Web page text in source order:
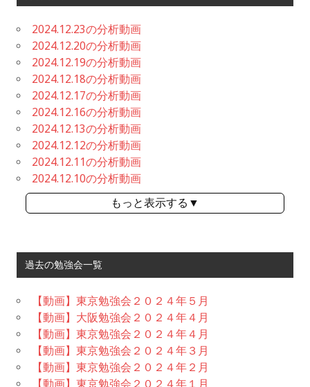
2024.12.23の分析動画
2024.12.20の分析動画
2024.12.19の分析動画
2024.12.18の分析動画
2024.12.17の分析動画
2024.12.16の分析動画
2024.12.13の分析動画
2024.12.12の分析動画
2024.12.11の分析動画
2024.12.10の分析動画
もっと表示する▼
過去の勉強会一覧
【動画】東京勉強会２０２４年５月
【動画】大阪勉強会２０２４年４月
【動画】東京勉強会２０２４年４月
【動画】東京勉強会２０２４年３月
【動画】東京勉強会２０２４年２月
【動画】東京勉強会２０２４年１月